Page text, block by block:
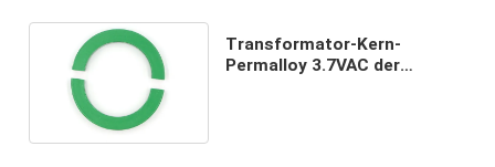
Transformator-Kern-
Permalloy 3.7VAC der